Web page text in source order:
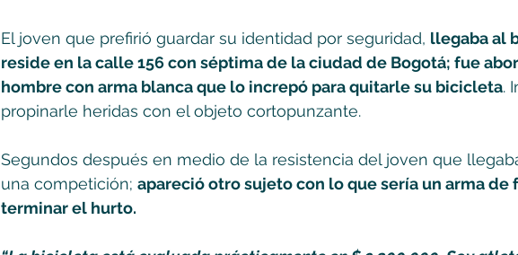
El joven que prefirió guardar su identidad por seguridad, llegaba al
reside en la calle 156 con séptima de la ciudad de Bogotá; fue
hombre con arma blanca que lo increpó para quitarle su bicicleta.
propinarle heridas con el objeto cortopunzante.
Segundos después en medio de la resistencia del joven que
una competición; apareció otro sujeto con lo que sería un arma de
terminar el hurto.